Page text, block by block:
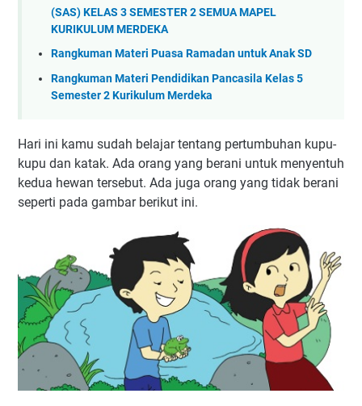
(SAS) KELAS 3 SEMESTER 2 SEMUA MAPEL
KURIKULUM MERDEKA
Rangkuman Materi Puasa Ramadan untuk Anak SD
Rangkuman Materi Pendidikan Pancasila Kelas 5
Semester 2 Kurikulum Merdeka
Hari ini kamu sudah belajar tentang pertumbuhan kupu-
kupu dan katak. Ada orang yang berani untuk menyentuh
kedua hewan tersebut. Ada juga orang yang tidak berani
seperti pada gambar berikut ini.